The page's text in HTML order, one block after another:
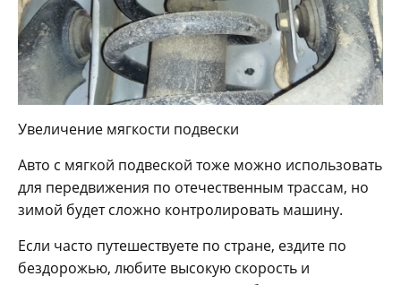
Увеличение мягкости подвески
Авто с мягкой подвеской тоже можно использовать
для передвижения по отечественным трассам, но
зимой будет сложно контролировать машину.
Если часто путешествуете по стране, ездите по
бездорожью, любите высокую скорость и